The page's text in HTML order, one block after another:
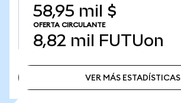
58,95 mil $
OFERTA CIRCULANTE
8,82 mil FUTUon
VER MÁS ESTADÍSTICAS